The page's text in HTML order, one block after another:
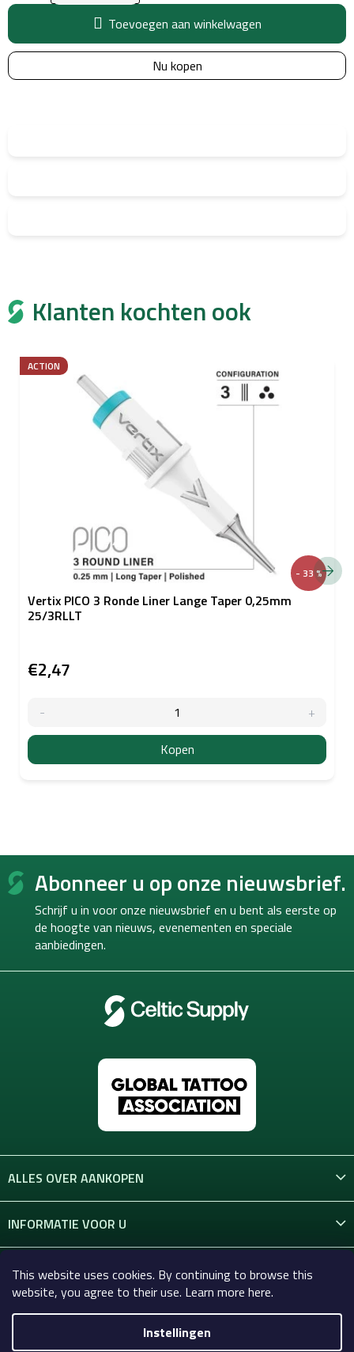
This website uses cookies. By continuing to browse this
website, you agree to their use. Learn more here.
Instellingen
Toevoegen aan winkelwagen
Nu kopen
Klanten kochten ook
- 33 %
ACTION
Vertix PICO 3 Ronde Liner Lange Taper 0,25mm
25/3RLLT
€2,47
Kopen
F
Abonneer u op onze nieuwsbrief.
Schrijf u in voor onze nieuwsbrief en u bent als eerste op
de hoogte van nieuws, evenementen en speciale
aanbiedingen.
ALLES OVER AANKOPEN
INFORMATIE VOOR U
CONTACT